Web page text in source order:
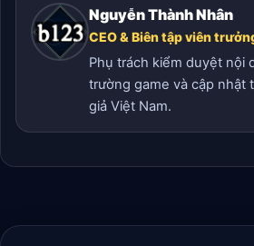
Nguyễn Thành Nhân
CEO & Biên tập viên
Phụ trách kiểm duyệt nội
trường game và cập nhật
giả Việt Nam.